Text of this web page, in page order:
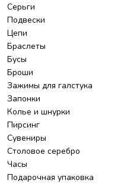
Серьги
Подвески
Цепи
Браслеты
Бусы
Броши
Зажимы для галстука
Запонки
Колье и шнурки
Пирсинг
Сувениры
Столовое серебро
Часы
Подарочная упаковка